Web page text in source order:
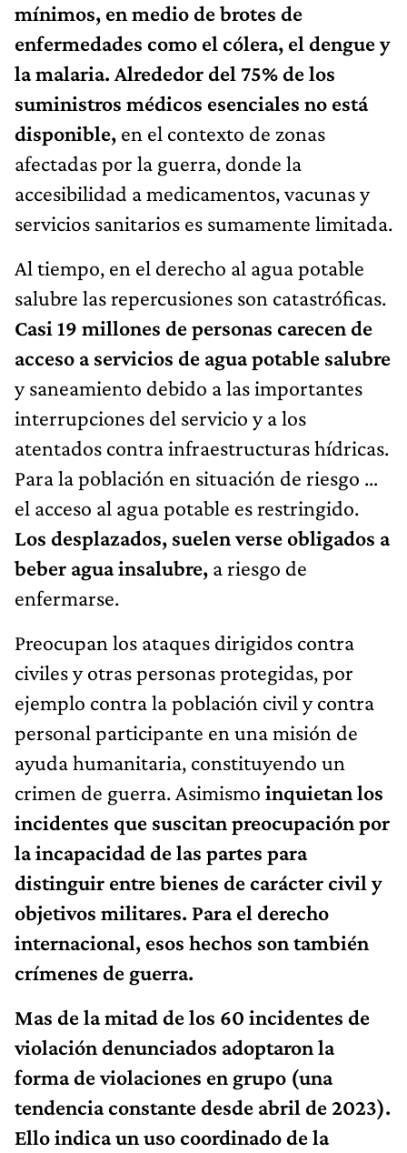
mínimos, en medio de brotes de
enfermedades como el cólera, el dengue y
la malaria. Alrededor del 75% de los
suministros médicos esenciales no está
disponible, en el contexto de zonas
afectadas por la guerra, donde la
accesibilidad a medicamentos, vacunas y
servicios sanitarios es sumamente limitada.
Al tiempo, en el derecho al agua potable
salubre las repercusiones son catastróficas.
Casi 19 millones de personas carecen de
acceso a servicios de agua potable salubre
y saneamiento debido a las importantes
interrupciones del servicio y a los
atentados contra infraestructuras hídricas.
Para la población en situación de riesgo …
el acceso al agua potable es restringido.
Los desplazados, suelen verse obligados a
beber agua insalubre, a riesgo de
enfermarse.
Preocupan los ataques dirigidos contra
civiles y otras personas protegidas, por
ejemplo contra la población civil y contra
personal participante en una misión de
ayuda humanitaria, constituyendo un
crimen de guerra. Asimismo inquietan los
incidentes que suscitan preocupación por
la incapacidad de las partes para
distinguir entre bienes de carácter civil y
objetivos militares. Para el derecho
internacional, esos hechos son también
crímenes de guerra.
Mas de la mitad de los 60 incidentes de
violación denunciados adoptaron la
forma de violaciones en grupo (una
tendencia constante desde abril de 2023).
Ello indica un uso coordinado de la